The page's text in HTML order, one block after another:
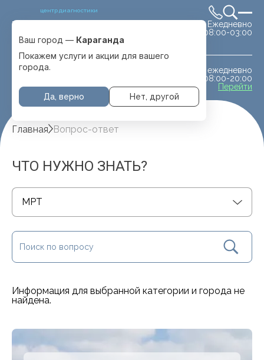
центр диагностики
Выбрать город
с. Отеген батыра
Ежедневно
08:00-03:00
ежедневно
08:00-20:00
Перейти
Ваш город — Караганда
Покажем услуги и акции для вашего
города.
Да, верно Нет, другой
Главная Вопрос-ответ
ЧТО НУЖНО ЗНАТЬ?
МРТ
Информация для выбранной категории и города не
найдена.